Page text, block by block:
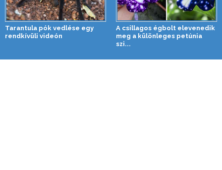
Tarantula pók vedlése egy
rendkívüli videón
A csillagos égbolt elevenedik
meg a különleges petúnia
szi...